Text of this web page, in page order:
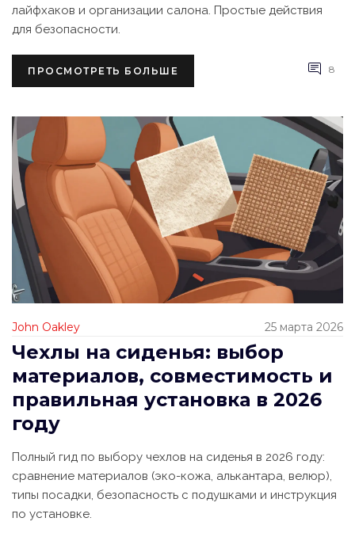
лайфхаков и организации салона. Простые действия
для безопасности.
ПРОСМОТРЕТЬ БОЛЬШЕ 8
John Oakley 25 марта 2026
Чехлы на сиденья: выбор
материалов, совместимость и
правильная установка в 2026
году
Полный гид по выбору чехлов на сиденья в 2026 году:
сравнение материалов (эко-кожа, алькантара, велюр),
типы посадки, безопасность с подушками и инструкция
по установке.